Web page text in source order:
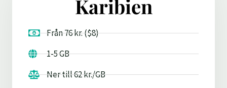
Karibien
Från 76 kr. ($8)
1-5 GB
Ner till 62 kr./GB